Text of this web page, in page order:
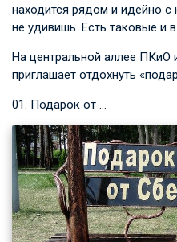
находится рядом и идейно с
не удивишь. Есть таковые и
На центральной аллее ПКиО
приглашает отдохнуть
01. Подарок от …